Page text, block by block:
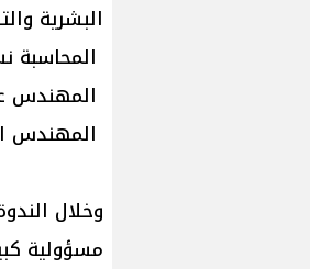
البشرية
المحاسبة
المهندس
المهندس
وخلال
مسؤولية